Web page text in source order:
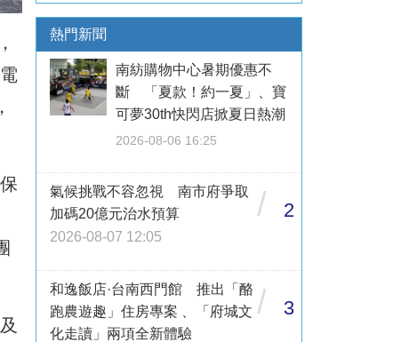
熱門新聞
南紡購物中心暑期優惠不
斷 「夏款！約一夏」、寶
可夢30th快閃店掀夏日熱潮
2026-08-06 16:25
氣候挑戰不容忽視 南市府爭取
加碼20億元治水預算
2026-08-07 12:05
/ 2
和逸飯店·台南西門館 推出「酪
跑農遊趣」住房專案 、「府城文
化走讀」兩項全新體驗
/ 3